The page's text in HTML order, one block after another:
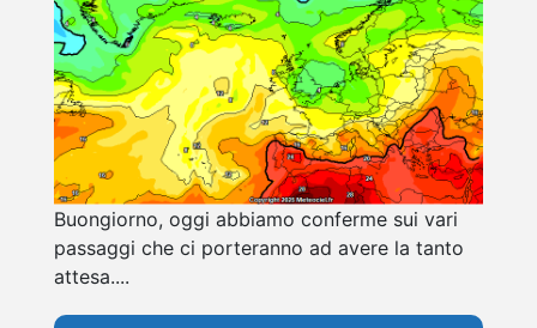
Buongiorno, oggi abbiamo conferme sui vari
passaggi che ci porteranno ad avere la tanto
attesa....